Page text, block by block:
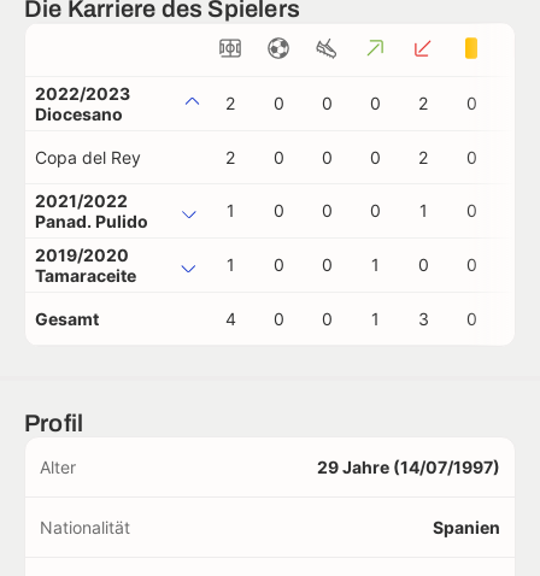
Die Karriere des Spielers
2022/2023
Diocesano
2 0 0 0 2 0
Copa del Rey 2 0 0 0 2 0
2021/2022
Panad. Pulido
1 0 0 0 1 0
2019/2020
Tamaraceite
1 0 0 1 0 0
Gesamt 4 0 0 1 3 0
Profil
Alter 29 Jahre (14/07/1997)
Nationalität Spanien